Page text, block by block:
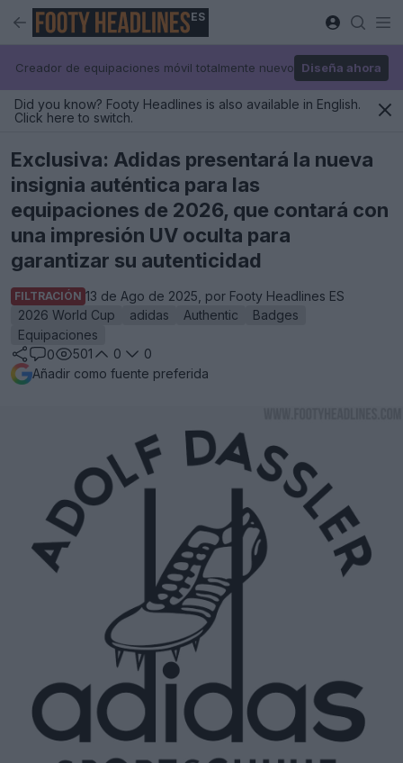
ES
Creador de equipaciones móvil totalmente nuevo Diseña ahora
Did you know? Footy Headlines is also available in English.
Click here to switch.
Exclusiva: Adidas presentará la nueva
insignia auténtica para las
equipaciones de 2026, que contará con
una impresión UV oculta para
garantizar su autenticidad
FILTRACIÓN 13 de Ago de 2025, por Footy Headlines ES
2026 World Cup
adidas Authentic
Badges
Equipaciones
0
501 0
0
Añadir como fuente preferida